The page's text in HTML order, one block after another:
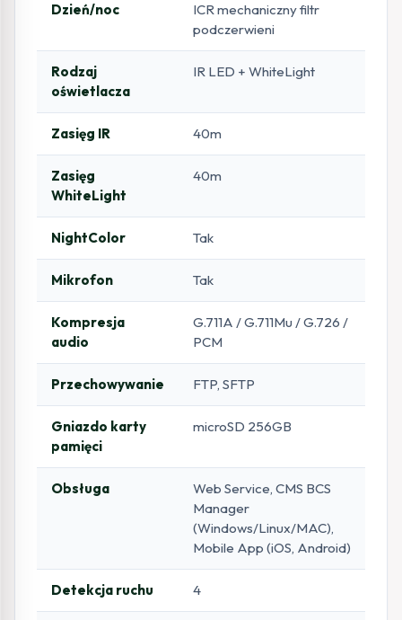
Dzień/noc
ICR mechaniczny filtr
podczerwieni
Rodzaj
oświetlacza
IR LED + WhiteLight
Zasięg IR 40m
Zasięg
WhiteLight
40m
NightColor Tak
Mikrofon Tak
Kompresja
audio
G.711A / G.711Mu / G.726 /
PCM
Przechowywanie FTP, SFTP
Gniazdo karty
pamięci
microSD 256GB
Obsługa
Web Service, CMS BCS
Manager
(Windows/Linux/MAC),
Mobile App (iOS, Android)
Detekcja ruchu 4